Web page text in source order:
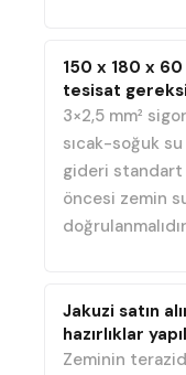
150 x 180 x
tesisat
3×2,5 mm²
sıcak-soğuk
gideri standart
öncesi zemin
Jakuzi satın
hazırlıklar
Zeminin